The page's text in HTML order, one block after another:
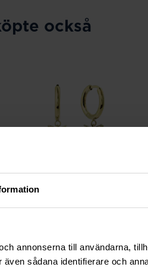
annonserna till användarna,
sådana identifierare och
också